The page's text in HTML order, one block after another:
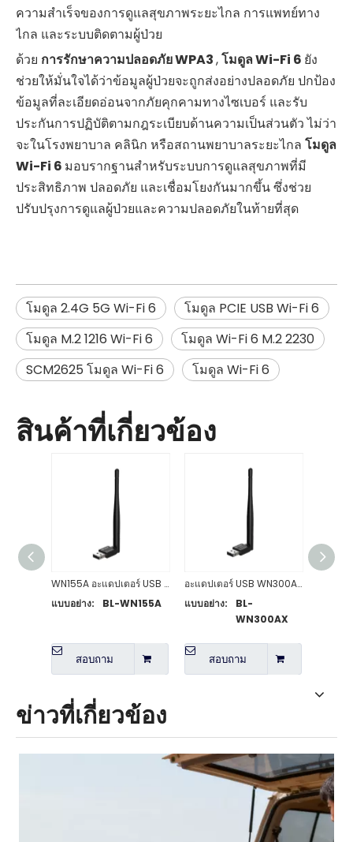
ความสำเร็จของการดูแลสุขภาพระยะไกล การแพทย์ทาง
ไกล และระบบติดตามผู้ป่วย
ด้วย การรักษาความปลอดภัย WPA3,โมดูล Wi-Fi 6 ยัง
ช่วยให้มั่นใจได้ว่าข้อมูลผู้ป่วยจะถูกส่งอย่างปลอดภัย ปกป้อง
ข้อมูลที่ละเอียดอ่อนจากภัยคุกคามทางไซเบอร์ และรับ
ประกันการปฏิบัติตามกฎระเบียบด้านความเป็นส่วนตัว ไม่ว่า
จะในโรงพยาบาล คลินิก หรือสถานพยาบาลระยะไกล โมดูล
Wi-Fi 6 มอบรากฐานสำหรับระบบการดูแลสุขภาพที่มี
ประสิทธิภาพ ปลอดภัย และเชื่อมโยงกันมากขึ้น ซึ่งช่วย
ปรับปรุงการดูแลผู้ป่วยและความปลอดภัยในท้ายที่สุด
โมดูล 2.4G 5G Wi-Fi 6
โมดูล PCIE USB Wi-Fi 6
โมดูล M.2 1216 Wi-Fi 6
โมดูล Wi-Fi 6 M.2 2230
SCM2625 โมดูล Wi-Fi 6
โมดูล Wi-Fi 6
สินค้าที่เกี่ยวข้อง
WN155A อะแดปเตอร์ USB ไร้สายกำลังสูง 150Mbps
แบบอย่าง:
BL-WN155A
สอบถาม
อะแดปเตอร์ USB WN300AX AX300 WiFi 6 พร้อมเสาอากาศรับสัญญาณสูง
แบบอย่าง:
BL-
WN300AX
สอบถาม
ข่าวที่เกี่ยวข้อง